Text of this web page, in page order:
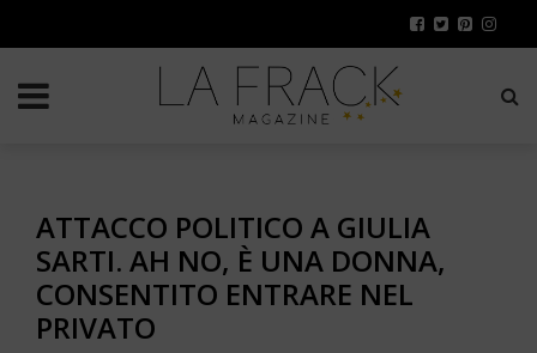
ATTACCO POLITICO A GIULIA
SARTI. AH NO, È UNA DONNA,
CONSENTITO ENTRARE NEL
PRIVATO